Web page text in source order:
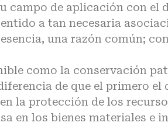
campo de aplicación con el
a tan necesaria
una razón común;
como la conservación
de que el primero el
la protección de los
en los bienes materiales e